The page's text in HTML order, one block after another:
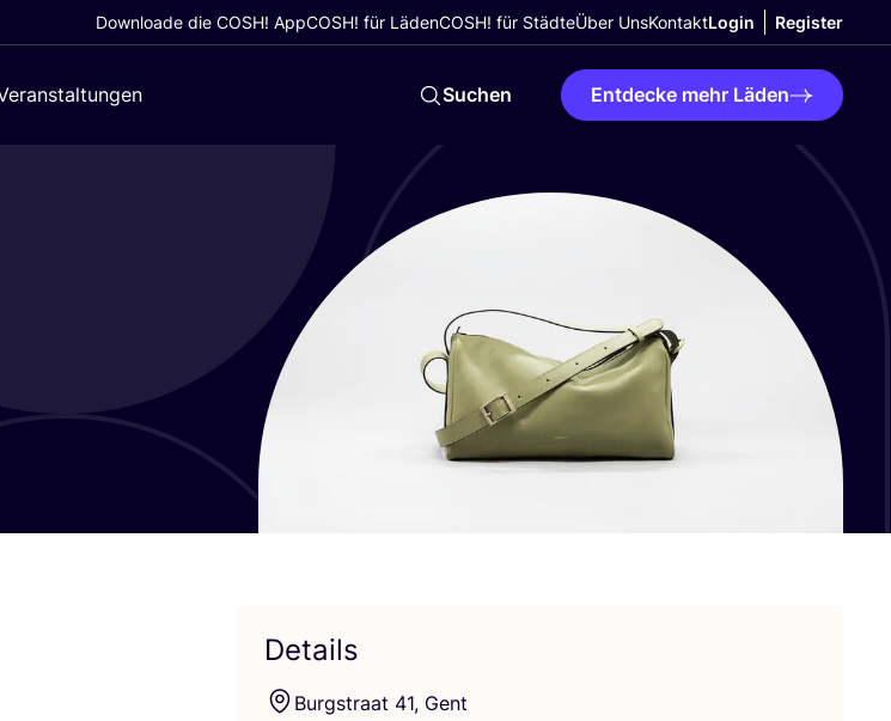
Downloade die COSH! AppCOSH! für LädenCOSH! für StädteÜber UnsKontaktLogin Register
Suchen Entdecke mehr Läden
Details
Burg­stra­at 41, Gent